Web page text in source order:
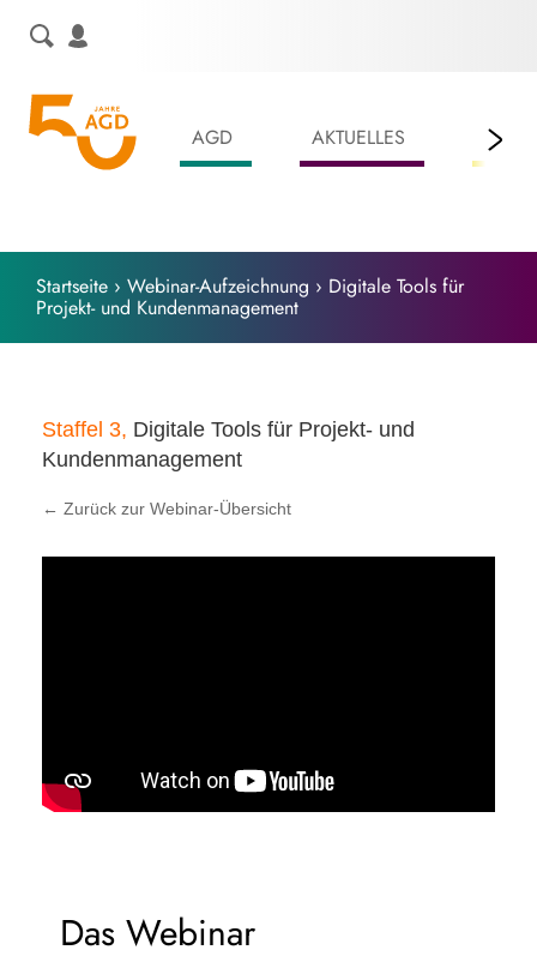
AGD AKTUELLES
Startseite › Webinar-Aufzeichnung › Digitale Tools für
Projekt- und Kundenmanagement
Staffel 3, Digitale Tools für Projekt- und
Kundenmanagement
← Zurück zur Webinar-Übersicht
Das Webinar